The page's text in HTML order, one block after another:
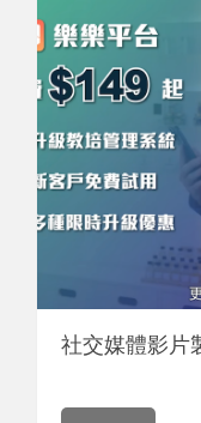
社交媒體影片